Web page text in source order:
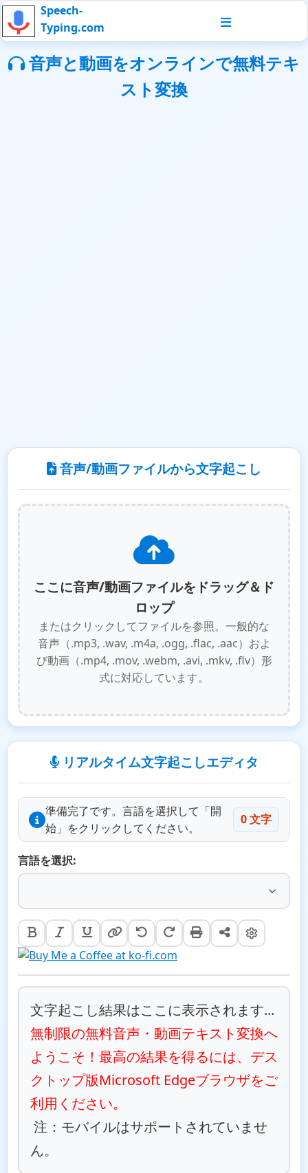
Speech-
Typing.com
音声と動画をオンラインで無料テキ
スト変換
音声/動画ファイルから文字起こし
ここに音声/動画ファイルをドラッグ＆ド
ロップ
またはクリックしてファイルを参照。一般的な
音声（.mp3, .wav, .m4a, .ogg, .flac, .aac）およ
び動画（.mp4, .mov, .webm, .avi, .mkv, .flv）形
式に対応しています。
リアルタイム文字起こしエディタ
準備完了です。言語を選択して「開
始」をクリックしてください。
0 文字
言語を選択:
文字起こし結果はここに表示されます...
無制限の無料音声・動画テキスト変換へ
ようこそ！最高の結果を得るには、デス
クトップ版Microsoft Edgeブラウザをご
利用ください。
注：モバイルはサポートされていませ
ん。